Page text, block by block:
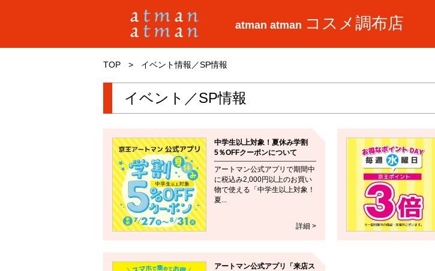
atman atman コスメ調布店
TOP > イベント情報／SP情報
イベント／SP情報
中学生以上対象！夏休み学割
5％OFFクーポンについて
アートマン公式アプリで期間中
に税込み2,000円以上のお買い
物で使える「中学生以上対象！
夏...
詳細 >
アートマン公式アプリ「来店ス